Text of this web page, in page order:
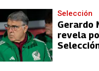
Selección
Gerardo
revela